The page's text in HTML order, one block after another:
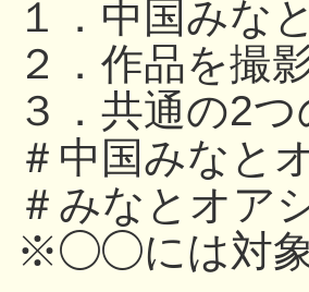
１．中国みな
２．作品を撮
３．共通の2
＃中国みなと
＃みなとオ
※◯◯には対象